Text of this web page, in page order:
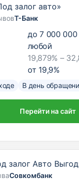
залог авто»
Т-Банк
до 7 000
любой
19,879% –
от 19,9%
В день
Перейти на сайт
залог Авто
Совкомбанк